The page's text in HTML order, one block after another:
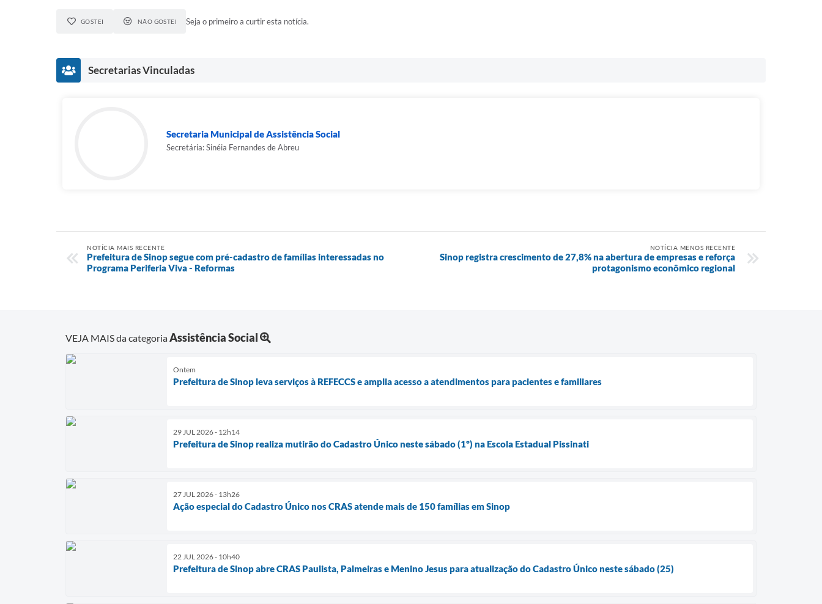
GOSTEI NÃO GOSTEI Seja o primeiro a curtir esta notícia.
Secretarias Vinculadas
Secretaria Municipal de Assistência Social
Secretária: Sinéia Fernandes de Abreu
NOTÍCIA MAIS RECENTE
Prefeitura de Sinop segue com pré-cadastro de famílias interessadas no
Programa Periferia Viva - Reformas
NOTÍCIA MENOS RECENTE
Sinop registra crescimento de 27,8% na abertura de empresas e reforça
protagonismo econômico regional
VEJA MAIS da categoriaAssistência Social
Ontem
Prefeitura de Sinop leva serviços à REFECCS e amplia acesso a atendimentos para pacientes e familiares
29 JUL 2026 - 12h14
Prefeitura de Sinop realiza mutirão do Cadastro Único neste sábado (1º) na Escola Estadual Pissinati
27 JUL 2026 - 13h26
Ação especial do Cadastro Único nos CRAS atende mais de 150 famílias em Sinop
22 JUL 2026 - 10h40
Prefeitura de Sinop abre CRAS Paulista, Palmeiras e Menino Jesus para atualização do Cadastro Único neste sábado (25)